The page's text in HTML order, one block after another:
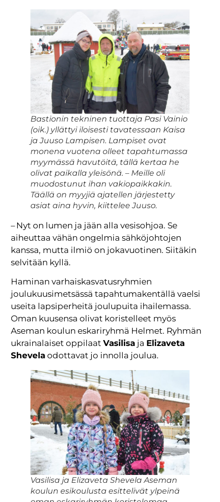
Bastionin tekninen tuottaja Pasi Vainio
(oik.) yllättyi iloisesti tavatessaan Kaisa
ja Juuso Lampisen. Lampiset ovat
monena vuotena olleet tapahtumassa
myymässä havutöitä, tällä kertaa he
olivat paikalla yleisönä. – Meille oli
muodostunut ihan vakiopaikkakin.
Täällä on myyjiä ajatellen järjestetty
asiat aina hyvin, kiittelee Juuso.
– Nyt on lumen ja jään alla vesisohjoa. Se
aiheuttaa vähän ongelmia sähköjohtojen
kanssa, mutta ilmiö on jokavuotinen. Siitäkin
selvitään kyllä.
Haminan varhaiskasvatusryhmien
joulukuusimetsässä tapahtumakentällä vaelsi
useita lapsiperheitä joulupuita ihailemassa.
Oman kuusensa olivat koristelleet myös
Aseman koulun eskariryhmä Helmet. Ryhmän
ukrainalaiset oppilaatVasilisa ja Elizaveta
Shevela odottavat jo innolla joulua.
Vasilisa ja Elizaveta Shevela Aseman
koulun esikoulusta esittelivät ylpeinä